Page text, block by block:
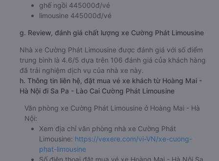
ghế ngồi 445000đ/vé
limousine 445000đ/vé
g. Review, đánh giá chất lượng xe Cường Phát Limousine
Nhà xe Cường Phát Limousine được đánh giá với số điểm
trung bình là 4.6/5 dựa trên 106 đánh giá của khách hàng
đã trải nghiệm dịch vụ của nhà xe này.
h. Thông tin liên hệ, đặt mua vé xe khách từ Hoàng Mai -
Hà Nội đi Sa Pa - Lào Cai Cường Phát Limousine
Văn phòng xe Cường Phát Limousine ở Hoàng Mai - Hà
Nội:
Xem địa chỉ văn phòng nhà xe Cường Phát
Limousine: https://vexere.com/vi-VN/xe-cuong-
phat-limousine